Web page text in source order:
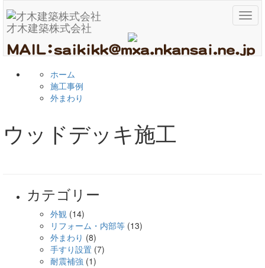
メ
ニ
ー
才木建築株式会社
ホーム
施工事例
外まわり
ウッドデッキ施工
カテゴリー
外観 (14)
リフォーム・内部等 (13)
外まわり (8)
手すり設置 (7)
耐震補強 (1)